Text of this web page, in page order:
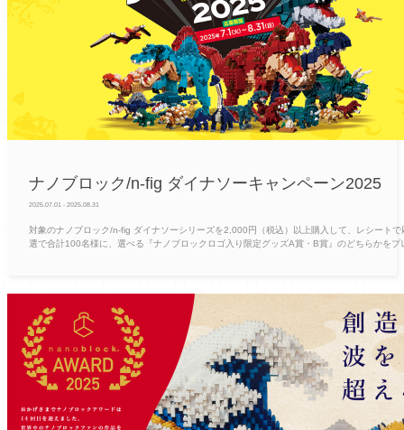
ナノブロック/n-fig ダイナソーキャンペーン2025
2025.07.01 - 2025.08.31
対象のナノブロック/n-fig ダイナソーシリーズを2,000円（税込）以上購入して、レシートで
選で合計100名様に、選べる『ナノブロックロゴ入り限定グッズA賞・B賞』のどちらかをプ